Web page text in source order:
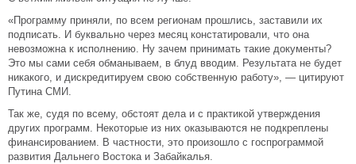
«Программу приняли, по всем регионам прошлись, заставили их
подписать. И буквально через месяц констатировали, что она
невозможна к исполнению. Ну зачем принимать такие документы?
Это мы сами себя обманываем, в блуд вводим. Результата не будет
никакого, и дискредитируем свою собственную работу», — цитируют
Путина СМИ.
Так же, судя по всему, обстоят дела и с практикой утверждения
других программ. Некоторые из них оказываются не подкреплены
финансированием. В частности, это произошло с госпрограммой
развития Дальнего Востока и Забайкалья.